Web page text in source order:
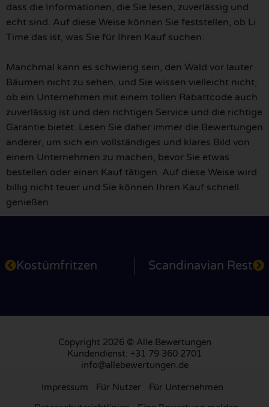
dass die Informationen, die Sie lesen, zuverlässig und
echt sind. Auf diese Weise können Sie feststellen, ob Li
Time das ist, was Sie für Ihren Kauf suchen.
Manchmal kann es schwierig sein, den Wald vor lauter
Bäumen nicht zu sehen, und Sie wissen vielleicht nicht,
ob ein Unternehmen mit einem tollen Rabattcode auch
zuverlässig ist und den richtigen Service und die richtige
Garantie bietet. Lesen Sie daher immer die Bewertungen
anderer, um sich ein vollständiges und klares Bild von
einem Unternehmen zu machen, bevor Sie etwas
bestellen oder einen Kauf tätigen. Auf diese Weise wird
billig nicht teuer und Sie können Ihren Kauf schnell
genießen.
Kostümfritzen Scandinavian Rest
Copyright 2026 © Alle Bewertungen
Kundendienst: +31 79 360 2701
info@allebewertungen.de
Impressum Für Nutzer
Für Unternehmen